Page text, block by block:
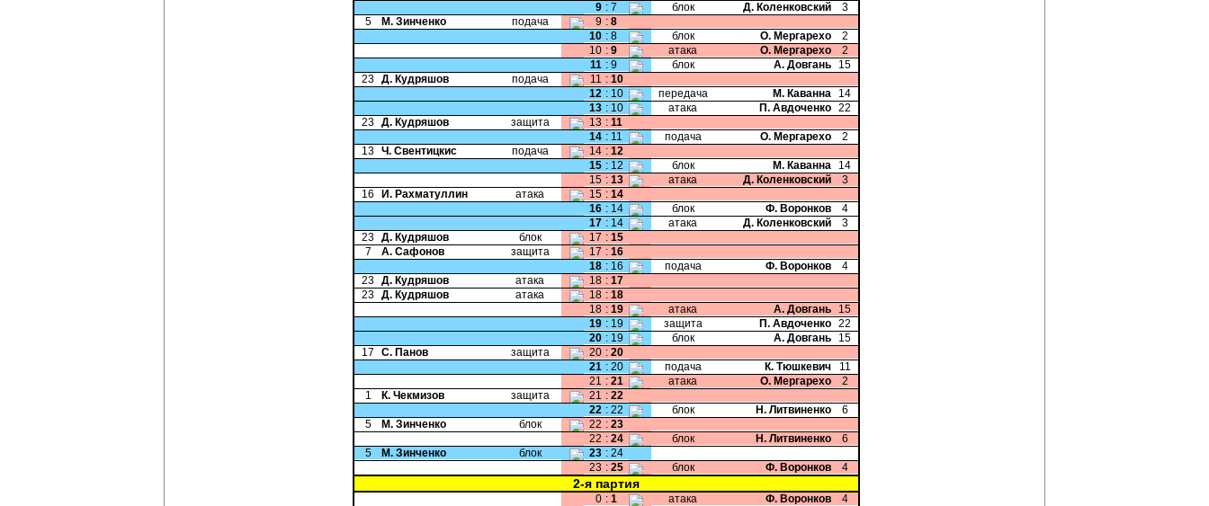
9 : 7 блок Д. Коленковский
3
5
М. Зинченко подача 9 : 8
10 : 8 блок О. Мергарехо
2
10 : 9 атака О. Мергарехо
2
11 : 9 блок А. Довгань
15
23 Д. Кудряшов подача 11 : 10
12 : 10 передача М. Каванна
14
13 : 10 атака П. Авдоченко 22
23 Д. Кудряшов защита 13 : 11
14 : 11 подача О. Мергарехо
2
13 Ч. Свентицкис подача 14 : 12
15 : 12 блок М. Каванна
14
15 : 13 атака Д. Коленковский
3
16
И. Рахматуллин атака 15 : 14
16 : 14 блок Ф. Воронков
4
17 : 14 атака Д. Коленковский
3
23 Д. Кудряшов блок 17 : 15
7
А. Сафонов защита 17 : 16
18 : 16 подача Ф. Воронков
4
23 Д. Кудряшов атака 18 : 17
23 Д. Кудряшов атака 18 : 18
18 : 19 атака А. Довгань
15
19 : 19 защита П. Авдоченко 22
20 : 19 блок А. Довгань
15
17
С. Панов защита 20 : 20
21 : 20 подача К. Тюшкевич
11
21 : 21 атака О. Мергарехо
2
1
К. Чекмизов защита 21 : 22
22 : 22 блок Н. Литвиненко
6
5
М. Зинченко блок 22 : 23
22 : 24 блок Н. Литвиненко
6
5
М. Зинченко блок 23 : 24
23 : 25 блок Ф. Воронков 4
2-я партия
0 : 1 атака Ф. Воронков
4